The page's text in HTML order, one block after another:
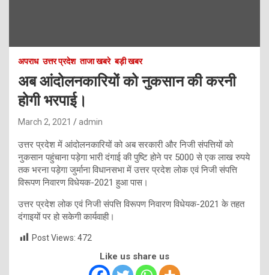
अपराध उत्तर प्रदेश ताजा खबरे बड़ी खबर
अब आंदोलनकारियों को नुकसान की करनी
होगी भरपाई।
March 2, 2021 admin
उत्तर प्रदेश में आंदोलनकारियों को अब सरकारी और निजी संपत्तियों को
नुकसान पहुंचाना पड़ेगा भारी दंगाई की पुष्टि होने पर 5000 से एक लाख रुपये
तक भरना पड़ेगा जुर्माना विधानसभा में उत्तर प्रदेश लोक एवं निजी संपत्ति
विरूपण निवारण विधेयक-2021 हुआ पास।
उत्तर प्रदेश लोक एवं निजी संपत्ति विरूपण निवारण विधेयक-2021 के तहत
दंगाइयों पर हो सकेगी कार्यवाही।
Post Views: 472
Like us share us